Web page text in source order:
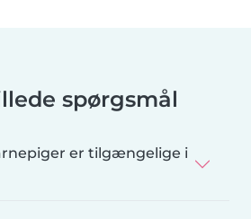
spørgsmål
er tilgængelige i